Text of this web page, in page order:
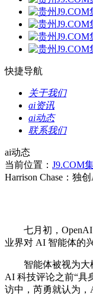
快捷导航
关于我们
ai资讯
ai动态
联系我们
ai动态
当前位置： J9.COM
Harrison Chase：独
七月初，OpenAI
业界对 AI 智能体的
智能体被视为大
AI 科技评论之前“具
访中，芮勇就认为，